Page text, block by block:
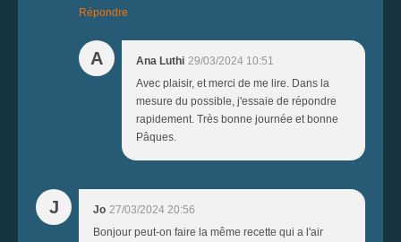
Répondre
A Ana Luthi 29/03/2024 10:51
Avec plaisir, et merci de me lire. Dans la
mesure du possible, j'essaie de répondre
rapidement. Très bonne journée et bonne
Pâques.
J Jo 27/03/2024 20:56
Bonjour peut-on faire la même recette qui a l'air